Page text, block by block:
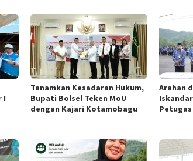
I
Tanamkan Kesadaran Hukum,
Bupati Bolsel Teken MoU
dengan Kajari Kotamobagu
Arahan
Petugas